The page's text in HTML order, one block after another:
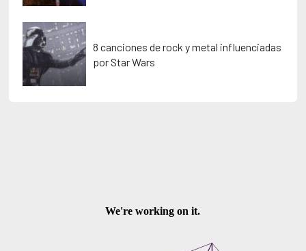
8 canciones de rock y metal influenciadas
por Star Wars